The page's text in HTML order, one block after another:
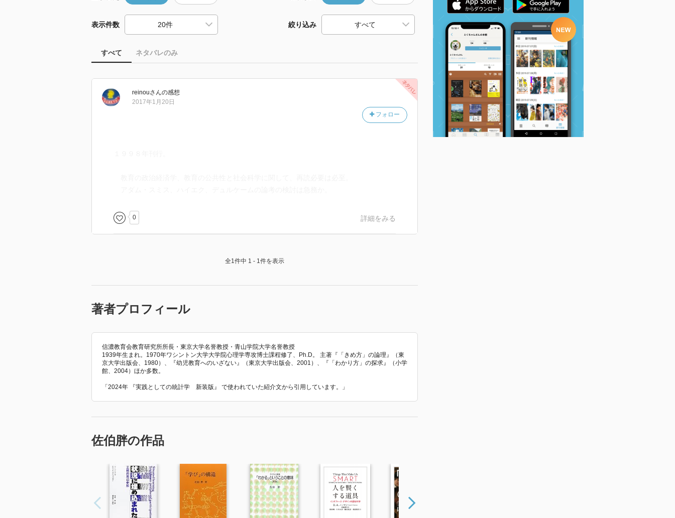
表示件数 絞り込み
すべて ネタバレのみ
reinouさんの感想
フォロー
2017年1月20日
0 詳細をみる
全1件中 1 - 1件を表示
著者プロフィール
信濃教育会教育研究所所長・東京大学名誉教授・青山学院大学名誉教授
1939年生まれ。1970年ワシントン大学大学院心理学専攻博士課程修了、Ph.D。 主著『「きめ方」の論理』（東
京大学出版会、1980）、『幼児教育へのいざない』（東京大学出版会、2001）、『「わかり方」の探求』（小学
館、2004）ほか多数。
「2024年 『実践としての統計学 新装版』 で使われていた紹介文から引用しています。」
佐伯胖の作品